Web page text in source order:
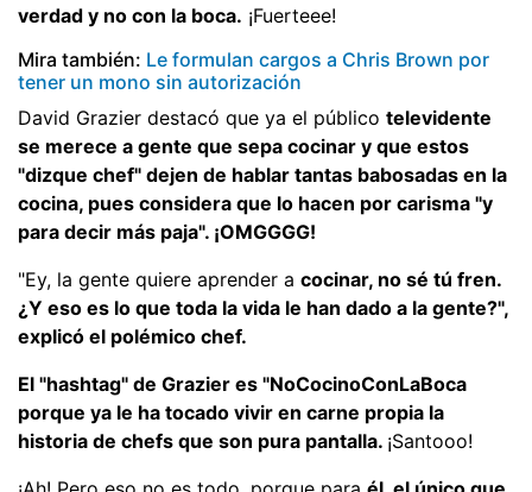
verdad y no con la boca. ¡Fuerteee!
Mira también: Le formulan cargos a Chris Brown por
tener un mono sin autorización
David Grazier destacó que ya el público televidente
se merece a gente que sepa cocinar y que estos
"dizque chef" dejen de hablar tantas babosadas en la
cocina, pues considera que lo hacen por carisma "y
para decir más paja". ¡OMGGGG!
"Ey, la gente quiere aprender a cocinar, no sé tú fren.
¿Y eso es lo que toda la vida le han dado a la gente?",
explicó el polémico chef.
El "hashtag" de Grazier es "NoCocinoConLaBoca
porque ya le ha tocado vivir en carne propia la
historia de chefs que son pura pantalla. ¡Santooo!